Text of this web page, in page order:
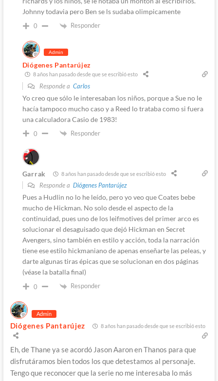
Johnny todavia pero Ben se ls sudaba olimpicamente
0 Responder
Admin
Diógenes Pantarújez
8 años han pasado desde que se escribió esto
Responde a Carlos
Yo creo que sólo le interesaban los niños, porque a Sue no le
hacía tampoco mucho caso y a Reed lo trataba como si fuera
una calculadora Casio de 1983!
0 Responder
Garrak 8 años han pasado desde que se escribió esto
Responde a Diógenes Pantarújez
Pues a Hudlin no lo he leído, pero yo veo que Coates bebe
mucho de Hickman. No solo desde el aspecto de la
continuidad, pues uno de los leifmotives del primer arco es
solucionar el desaguisado que dejó Hickman en Secret
Avengers, sino también en estilo y acción, toda la narración
tiene ese estilo hickmaniano de apenas enseñarte las peleas, y
darte algunas tiras épicas que se solucionan en dos páginas
(véase la batalla final)
0 Responder
Admin
Diógenes Pantarújez 8 años han pasado desde que se escribió esto
Eh, de Thane ya se acordó Jason Aaron en Thanos para que
disfrutáramos bien todos los que detestamos al personaje.
Tengo que reconocer que la serie no me interesaba lo más